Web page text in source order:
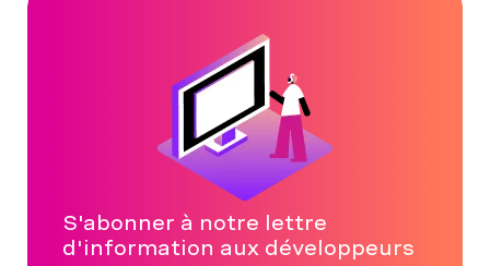
S'abonner à notre lettre
d'information aux développeurs